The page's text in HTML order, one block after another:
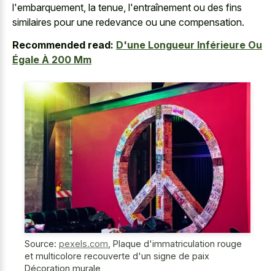
l'embarquement, la tenue, l'entraînement ou des fins
similaires pour une redevance ou une compensation.
Recommended read: D'une Longueur Inférieure Ou
Égale À 200 Mm
Source: pexels.com Plaque d'immatriculation rouge
et multicolore recouverte d'un signe de paix
Décoration murale